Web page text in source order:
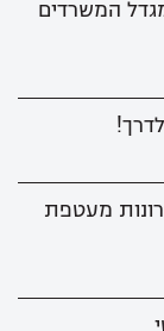
המשרדים
מעטפת